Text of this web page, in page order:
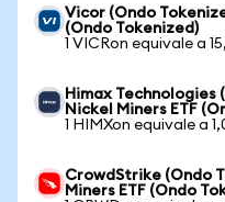
Vicor (Ondo
(Ondo Tokenized)
1 VICRon equivale a
Himax Technologies
Nickel Miners ETF
1 HIMXon equivale a
CrowdStrike (Ondo
Miners ETF (Ondo